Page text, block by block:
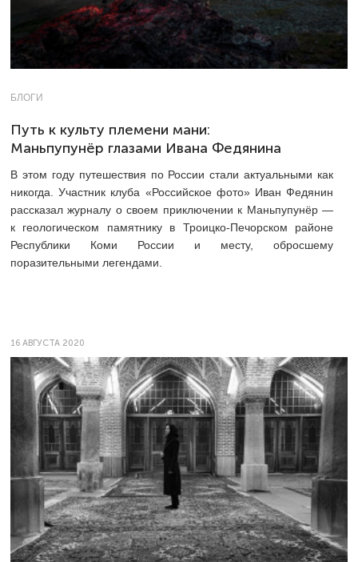
БЛОГИ
Путь к культу племени мани:
Маньпупунёр глазами Ивана Федянина
В этом году путешествия по России стали актуальными как
никогда. Участник клуба «Российское фото» Иван Федянин
рассказал журналу о своем приключении к Маньпупунёр —
к геологическом памятнику в Троицко-Печорском районе
Республики Коми России и месту, обросшему
поразительными легендами.
16 АВГУСТА 2020